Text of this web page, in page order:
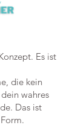
Es ist
die kein
wahres
Das ist